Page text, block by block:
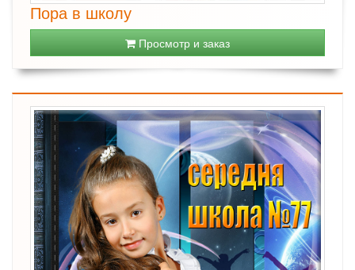
Пора в школу
Просмотр и заказ